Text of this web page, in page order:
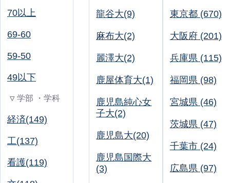
70以上
69-60
59-50
49以下
▽ 学部 ・学科
経済(149)
工(137)
看護(119)
龍谷大(9)
麻布大(2)
麗澤大(2)
鹿屋体育大(1)
鹿児島純心女
子大(2)
鹿児島大(20)
鹿児島国際大
(3)
東京都 (670)
大阪府 (201)
兵庫県 (115)
福岡県 (98)
宮城県 (46)
茨城県 (47)
千葉市 (24)
広島県 (97)